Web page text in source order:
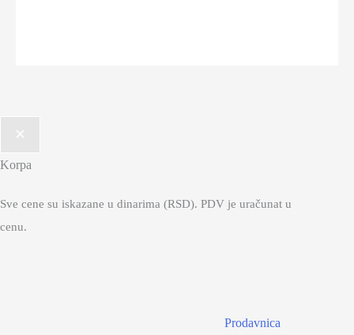
Korpa
Sve cene su iskazane u dinarima (RSD). PDV je uračunat u
cenu.
Prodavnica